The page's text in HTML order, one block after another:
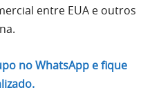
entre EUA e outros
no WhatsApp e fique